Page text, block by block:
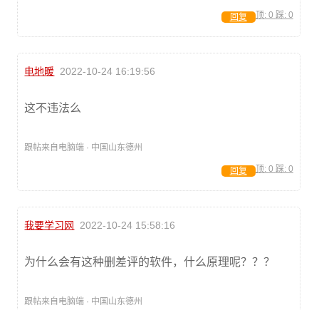
顶: 0 踩: 0
回复
电地暖 2022-10-24 16:19:56
这不违法么
跟帖来自电脑端 · 中国山东德州
顶: 0 踩: 0
回复
我要学习网 2022-10-24 15:58:16
为什么会有这种删差评的软件，什么原理呢？？？
跟帖来自电脑端 · 中国山东德州